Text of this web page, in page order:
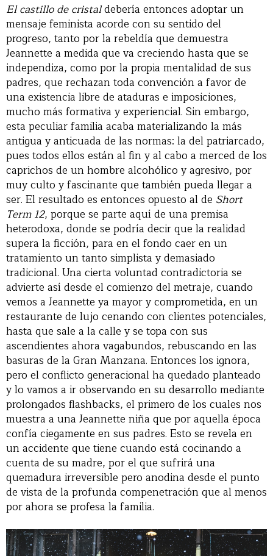
El castillo de cristaldebería entonces adoptar un
mensaje feminista acorde con su sentido del
progreso, tanto por la rebeldía que demuestra
Jeannette a medida que va creciendo hasta que se
independiza, como por la propia mentalidad de sus
padres, que rechazan toda convención a favor de
una existencia libre de ataduras e imposiciones,
mucho más formativa y experiencial. Sin embargo,
esta peculiar familia acaba materializando la más
antigua y anticuada de las normas: la del patriarcado,
pues todos ellos están al fin y al cabo a merced de los
caprichos de un hombre alcohólico y agresivo, por
muy culto y fascinante que también pueda llegar a
ser. El resultado es entonces opuesto al de Short
Term 12, porque se parte aquí de una premisa
heterodoxa, donde se podría decir que la realidad
supera la ficción, para en el fondo caer en un
tratamiento un tanto simplista y demasiado
tradicional. Una cierta voluntad contradictoria se
advierte así desde el comienzo del metraje, cuando
vemos a Jeannette ya mayor y comprometida, en un
restaurante de lujo cenando con clientes potenciales,
hasta que sale a la calle y se topa con sus
ascendientes ahora vagabundos, rebuscando en las
basuras de la Gran Manzana. Entonces los ignora,
pero el conflicto generacional ha quedado planteado
y lo vamos a ir observando en su desarrollo mediante
prolongados flashbacks, el primero de los cuales nos
muestra a una Jeannette niña que por aquella época
confía ciegamente en sus padres. Esto se revela en
un accidente que tiene cuando está cocinando a
cuenta de su madre, por el que sufrirá una
quemadura irreversible pero anodina desde el punto
de vista de la profunda compenetración que al menos
por ahora se profesa la familia.